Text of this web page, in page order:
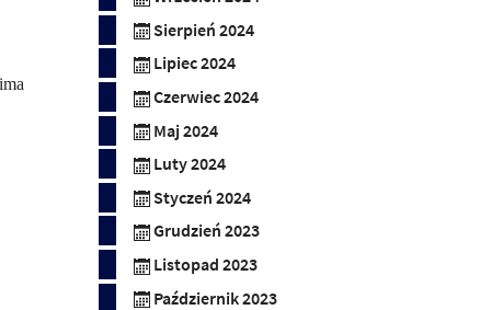
Sierpień 2024
Lipiec 2024
Czerwiec 2024
Maj 2024
Luty 2024
Styczeń 2024
Grudzień 2023
Listopad 2023
Październik 2023